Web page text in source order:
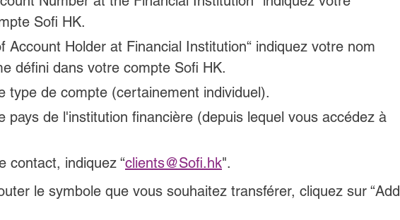
Sofi HK.
Account Holder at Financial Institution“ indiquez votre nom
défini dans votre compte Sofi HK.
type de compte (certainement individuel).
pays de l'institution financière (depuis lequel vous accédez à
contact, indiquez “clients@Sofi.hk".
le symbole que vous souhaitez transférer, cliquez sur “Add